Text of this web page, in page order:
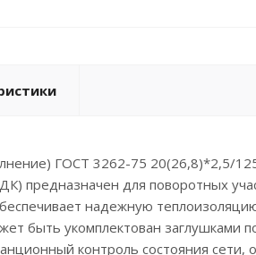
ГОСТ 3262-75 20(26,8)*2,5/
предназначен для поворотных
надежную
быть укомплектован заглушками
контроль состояния сети,